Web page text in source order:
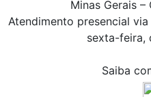
Minas Gerais
Atendimento presencial via
sexta-feira,
Saiba